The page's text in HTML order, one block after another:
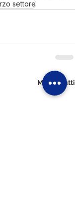
settore
Mostra tutti